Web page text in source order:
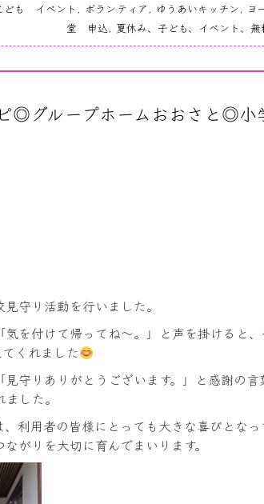
ども イベント , ボランティア, ゆうあいキッチン, ヨ
堂 申込, 夏休み、子ども、イベント、無
ピ◎グループホームおおさと◎
守り活動を行いました。
を付けて帰ってね～。」と声を掛けると
くれました
守りありがとうございます。」と感謝の
した。
利用者の皆様にとっても大きな喜びとなっ
がりを大切に育んでまいります。